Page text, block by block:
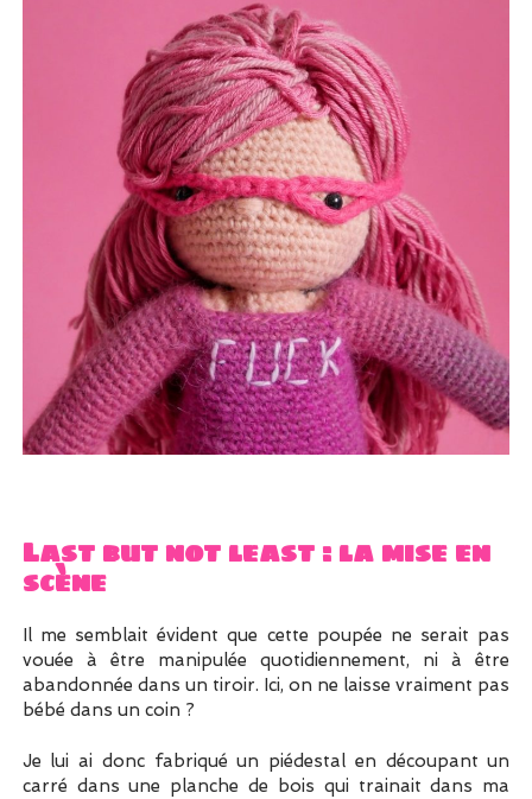
Last but not least : la mise en
scène
Il me semblait évident que cette poupée ne serait pas
vouée à être manipulée quotidiennement, ni à être
abandonnée dans un tiroir. Ici, on ne laisse vraiment pas
bébé dans un coin ?
Je lui ai donc fabriqué un piédestal en découpant un
carré dans une planche de bois qui trainait dans ma